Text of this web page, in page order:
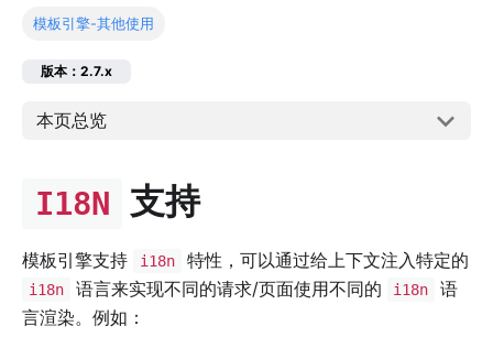
模板引擎-其他使用
版本：2.7.x
本页总览
I18N 支持
模板引擎支持 i18n 特性，可以通过给上下文注入特定的
i18n 语言来实现不同的请求/页面使用不同的 i18n
语
言渲染。例如：